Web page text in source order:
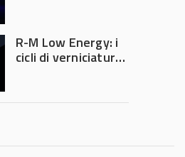
diventa ingegneria
di precisione
R-M Low Energy: i
cicli di verniciatura
tempi e costi in